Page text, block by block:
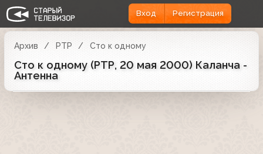
Вход Регистрация
Архив РТР Сто к одному
Сто к одному (РТР, 20 мая 2000) Каланча -
Антенна